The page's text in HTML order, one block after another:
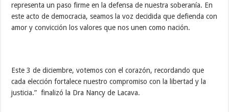
representa un paso firme en la defensa de nuestra soberanía. En
este acto de democracia, seamos la voz decidida que defienda con
amor y convicción los valores que nos unen como nación.
Este 3 de diciembre, votemos con el corazón, recordando que
cada elección fortalece nuestro compromiso con la libertad y la
justicia.” finalizó la Dra Nancy de Lacava.